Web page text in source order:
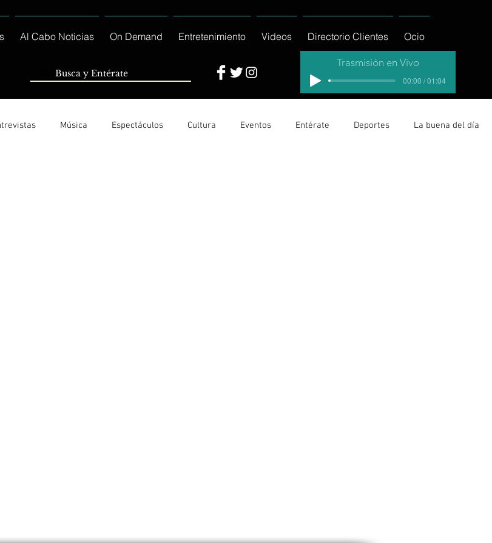
Al Cabo Noticias On Demand Entretenimiento Videos Directorio Clientes Ocio
Trasmisión en Vivo
00:00 / 01:04
Música Espectáculos Cultura Eventos Entérate Deportes La buena del día